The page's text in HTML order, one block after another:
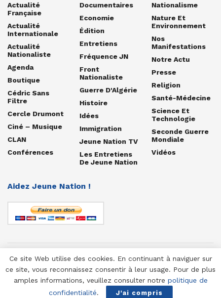
Actualité
Française
Actualité
Internationale
Actualité
Nationaliste
Agenda
Boutique
Cédric Sans
Filtre
Cercle Drumont
Ciné – Musique
CLAN
Conférences
Documentaires
Economie
Édition
Entretiens
Fréquence JN
Front
Nationaliste
Guerre D'Algérie
Histoire
Idées
Immigration
Jeune Nation TV
Les Entretiens
De Jeune Nation
Nationalisme
Nature Et
Environnement
Nos
Manifestations
Notre Actu
Presse
Religion
Santé-Médecine
Science Et
Technologie
Seconde Guerre
Mondiale
Vidéos
Aidez Jeune Nation !
© 1958-2025 Jeune Nation
Ce site Web utilise des cookies. En continuant à naviguer sur
ce site, vous reconnaissez consentir à leur usage. Pour de plus
amples informations, veuillez consulter notre politique de
confidentialité. J'ai compris